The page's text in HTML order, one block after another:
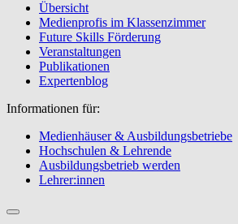
Übersicht
Medienprofis im Klassenzimmer
Future Skills Förderung
Veranstaltungen
Publikationen
Expertenblog
Informationen für:
Medienhäuser & Ausbildungsbetriebe
Hochschulen & Lehrende
Ausbildungsbetrieb werden
Lehrer:innen